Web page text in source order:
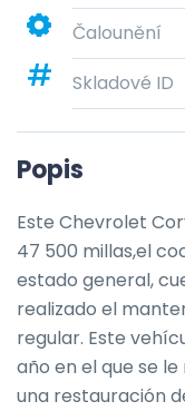
Čalounění
Skladové ID
Popis
Este Chevrolet
47 500 millas,el
estado general,
realizado el
regular. Este
año en el que se
una restauración